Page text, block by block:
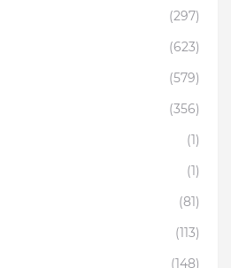
(297)
(623)
(579)
(356)
(1)
(1)
(81)
(113)
(148)